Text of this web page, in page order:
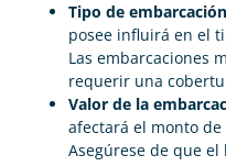
Tipo de embarcación
posee influirá en el
Las embarcaciones
requerir una
Valor de la
afectará el monto
Asegúrese de que